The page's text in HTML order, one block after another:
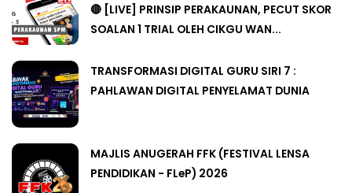
🔴 [LIVE] PRINSIP PERAKAUNAN, PECUT SKOR
SOALAN 1 TRIAL OLEH CIKGU WAN...
TRANSFORMASI DIGITAL GURU SIRI 7 :
PAHLAWAN DIGITAL PENYELAMAT DUNIA
MAJLIS ANUGERAH FFK (FESTIVAL LENSA
PENDIDIKAN - FLeP) 2026